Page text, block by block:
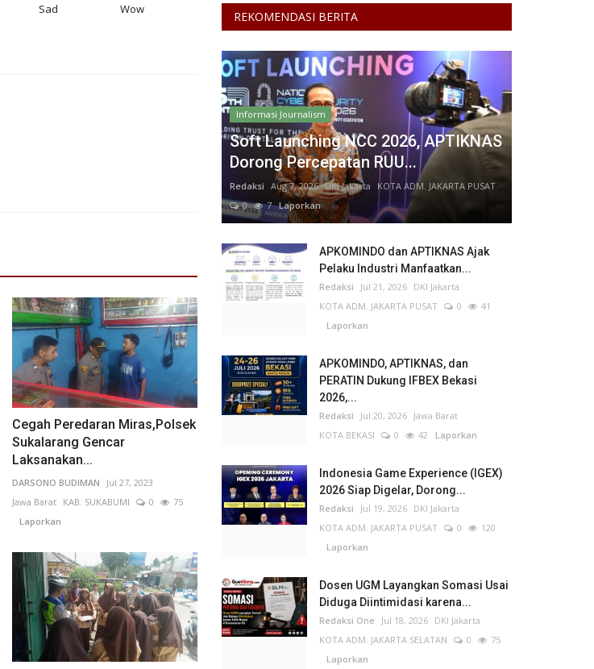
Sad Wow
Cegah Peredaran Miras,Polsek
Sukalarang Gencar
Laksanakan...
DARSONO BUDIMAN
Jul 27, 2023
Jawa Barat
KAB. SUKABUMI 0
75
Laporkan
REKOMENDASI BERITA
Informasi Journalism
Soft Launching NCC 2026, APTIKNAS
Dorong Percepatan RUU...
Redaksi Aug 7, 2026 DKI Jakarta
KOTA ADM. JAKARTA PUSAT
0
7Laporkan
APKOMINDO dan APTIKNAS Ajak
Pelaku Industri Manfaatkan...
Redaksi Jul 21, 2026 DKI Jakarta
KOTA ADM. JAKARTA PUSAT
0
41
Laporkan
APKOMINDO, APTIKNAS, dan
PERATIN Dukung IFBEX Bekasi
2026,...
Redaksi Jul 20, 2026 Jawa Barat
KOTA BEKASI
0 42 Laporkan
Indonesia Game Experience (IGEX)
2026 Siap Digelar, Dorong...
Redaksi Jul 19, 2026 DKI Jakarta
KOTA ADM. JAKARTA PUSAT
0
120
Laporkan
Dosen UGM Layangkan Somasi Usai
Diduga Diintimidasi karena...
Redaksi One Jul 18, 2026 DKI Jakarta
KOTA ADM. JAKARTA SELATAN
0
75
Laporkan